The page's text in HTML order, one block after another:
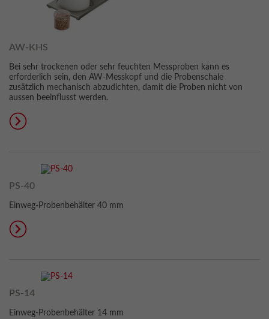
AW-KHS
Bei sehr trockenen oder sehr feuchten Messproben kann es
erforderlich sein, den AW-Messkopf und die Probenschale
zusätzlich mechanisch abzudichten, damit die Proben nicht von
aussen beeinflusst werden.
PS-40
Einweg-Probenbehälter 40 mm
PS-14
Einweg-Probenbehälter 14 mm